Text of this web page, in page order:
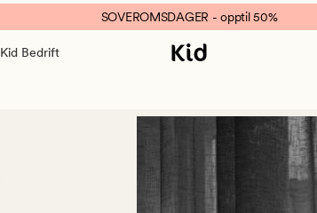
SOVEROMSDAGER - opptil 50%
Kid Bedrift